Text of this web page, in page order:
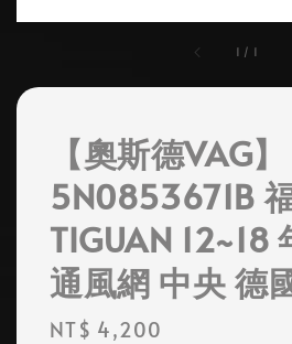
1 / 1
【奧斯德VAG】
5N0853671B
TIGUAN 12~18
通風網 中央 德
Regular
NT$ 4,200